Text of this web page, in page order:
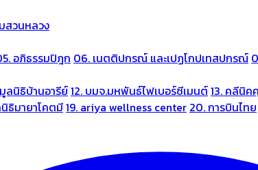
สวนหลวง
อภิธรรมปิฎก 06. เนตติปกรณ์ และเปฏโกปเทสปกรณ์
มูลนิธิบ้านอารีย์12. บมจ.มหพันธ์ไฟเบอร์ซีเมนต์13. คลีนิ
ธิมายาโคตมี19. ariya wellness center 20. การบินไทย